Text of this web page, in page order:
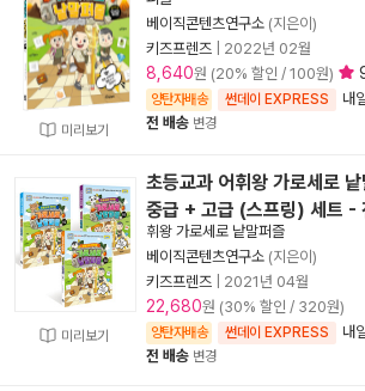
미리보기
베이직콘텐츠연구소 (지은이)
키즈프렌즈
2022년 02월
8,640원 (20% 할인 / 100원)
양탄자배송 썬데이 EXPRESS 내
전 배송 변경
미리보기
초등교과 어휘왕 가로세로
중급 + 고급 (스프링) 세트 -
휘왕 가로세로 낱말퍼즐
베이직콘텐츠연구소 (지은이)
키즈프렌즈
2021년 04월
22,680원 (30% 할인 / 320원)
양탄자배송 썬데이 EXPRESS 내
전 배송 변경